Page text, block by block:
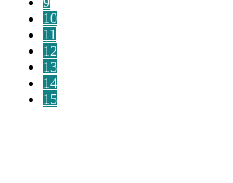
10
11
12
13
14
15